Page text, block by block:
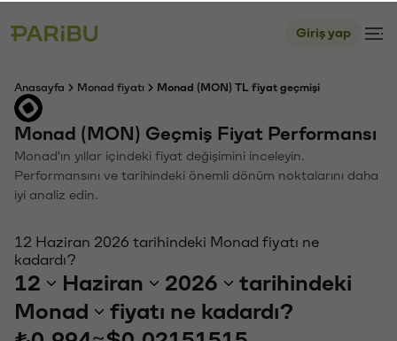
Giriş yap
Anasayfa Monad fiyatı Monad (MON) TL fiyat geçmişi
Monad (MON) Geçmiş Fiyat Performansı
Monad'ın yıllar içindeki fiyat değişimini inceleyin.
Performansını ve tarihindeki önemli dönüm noktalarını daha
iyi analiz edin.
12 Haziran 2026 tarihindeki Monad fiyatı ne
kadardı?
12 Haziran 2026
tarihindeki
Monad
fiyatı ne kadardı?